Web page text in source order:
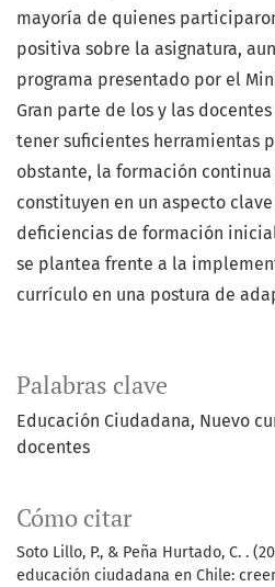
Palabras clave
Educación Ciudadana Nuevo
docentes
Cómo citar
Soto Lillo, P., & Peña Hurtado, C. .
educación ciudadana en Chile:
mayoría de quienes
positiva sobre la asignatura,
programa presentado por el
Gran parte de los y las
tener suficientes herramientas
obstante, la formación
constituyen en un aspecto
deficiencias de formación
se plantea frente a la
currículo en una postura de